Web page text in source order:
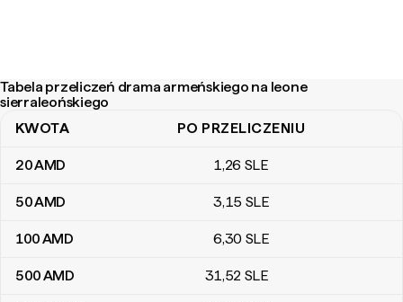
Tabela przeliczeń drama armeńskiego na leone
sierraleońskiego
Tabela przeliczeń drama armeńskiego na leone sierraleońskiego
KWOTA PO PRZELICZENIU
20AMD 1,26 SLE
50AMD 3,15 SLE
100AMD 6,30 SLE
500AMD 31,52 SLE